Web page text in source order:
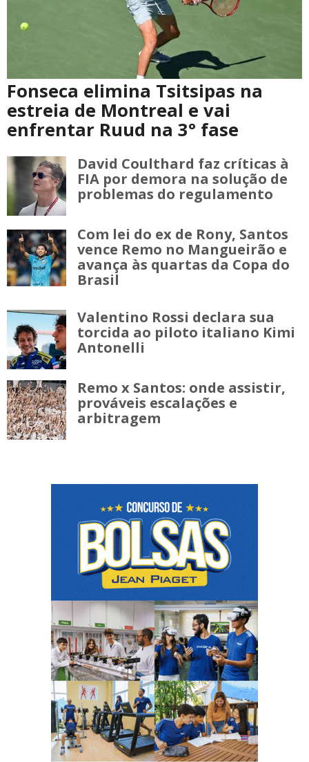
Fonseca elimina Tsitsipas na
estreia de Montreal e vai
enfrentar Ruud na 3° fase
David Coulthard faz críticas à
FIA por demora na solução de
problemas do regulamento
Com lei do ex de Rony, Santos
vence Remo no Mangueirão e
avança às quartas da Copa do
Brasil
Valentino Rossi declara sua
torcida ao piloto italiano Kimi
Antonelli
Remo x Santos: onde assistir,
prováveis escalações e
arbitragem